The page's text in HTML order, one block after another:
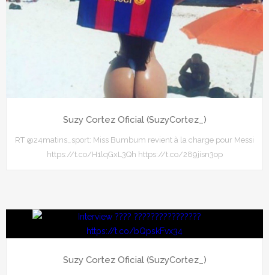
Suzy Cortez Oficial (SuzyCortez_)
RT @24matins_sport: Miss Bumbum revient à la charge pour Messi
https://t.co/H1lqGxL3Qh https://t.co/289jisn3op
Suzy Cortez Oficial (SuzyCortez_)